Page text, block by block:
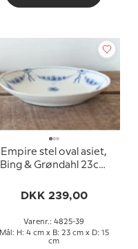
Empire stel oval asiet,
Bing & Grøndahl 23cm
DKK 239,00
Varenr.: 4825-39
Mål: H: 4 cm x B: 23 cm x D: 15
cm